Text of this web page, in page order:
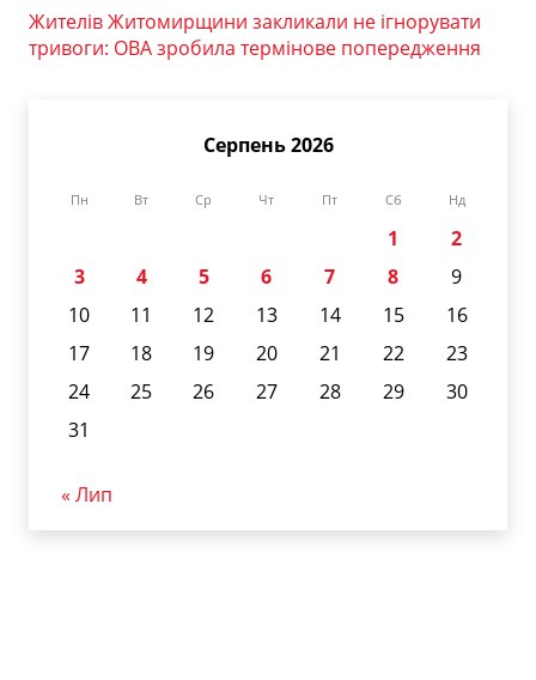
Жителів Житомирщини закликали не ігнорувати
тривоги: ОВА зробила термінове попередження
Серпень 2026
Пн Вт Ср Чт Пт Сб Нд
1
2
3
4 5 6 7 8
9
10
11 12 13 14 15
16
17
18 19 20 21 22
23
24
25 26 27 28 29
30
31
« Лип